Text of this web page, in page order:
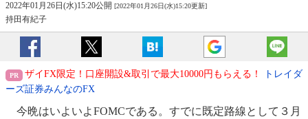
2022年01月26日(水)15:20公開 [2022年01月26日(水)15:20更新]
持田有紀子
ザイFX限定！口座開設&取引で最大10000円もらえる！
トレイダ
ーズ証券みんなのFX
今晩はいよいよFOMCである。すでに既定路線として３月